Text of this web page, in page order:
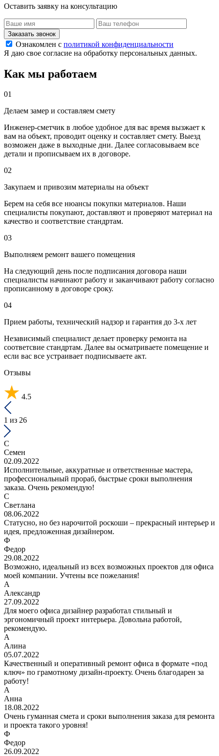
Оставить заявку на консультацию
Заказать звонок
Ознакомлен с политикой конфиденциальности
Я даю свое согласие на обработку персональных данных.
Как мы работаем
01
Делаем замер и составляем смету
Инженер-сметчик в любое удобное для вас время вызжает к
вам на объект, проводит оценку и составляет смету. Выезд
возможен даже в выходные дни. Далее согласовываем все
детали и прописываем их в договоре.
02
Закупаем и привозим материалы на объект
Берем на себя все нюансы покупки материалов. Наши
специалисты покупают, доставляют и проверяют материал на
качество и соответствие стандртам.
03
Выполняем ремонт вашего помещения
На следующий день после подписания договора наши
специалисты начинают работу и заканчивают работу согласно
прописанному в договоре сроку.
04
Прием работы, технический надзор и гарантия до 3-х лет
Независимый специалист делает проверку ремонта на
соответсвие стандртам. Далее вы осматриваете помещение и
если вас все устраивает подписываете акт.
Отзывы
4.5
1 из 26
С
Семен
02.09.2022
Исполнительные, аккуратные и ответственные мастера,
профессиональный прораб, быстрые сроки выполнения
заказа. Очень рекомендую!
С
Светлана
08.06.2022
Статусно, но без нарочитой роскоши – прекрасный интерьер и
идея, предложенная дизайнером.
Ф
Федор
29.08.2022
Возможно, идеальный из всех возможных проектов для офиса
моей компании. Учтены все пожелания!
А
Александр
27.09.2022
Для моего офиса дизайнер разработал стильный и
эргономичный проект интерьера. Довольна работой,
рекомендую.
А
Алина
05.07.2022
Качественный и оперативный ремонт офиса в формате «под
ключ» по грамотному дизайн-проекту. Очень благодарен за
работу!
А
Анна
18.08.2022
Очень гуманная смета и сроки выполнения заказа для ремонта
и проекта такого уровня!
Ф
Федор
26.09.2022